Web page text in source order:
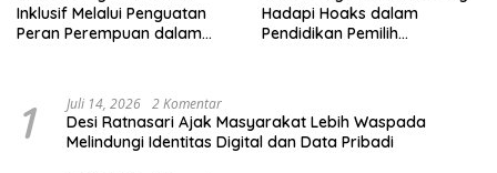
Inklusif Melalui Penguatan
Peran Perempuan dalam
Hadapi Hoaks dalam
Pendidikan Pemilih
1 Juli 14, 2026 2 Komentar
Desi Ratnasari Ajak Masyarakat Lebih Waspada
Melindungi Identitas Digital dan Data Pribadi